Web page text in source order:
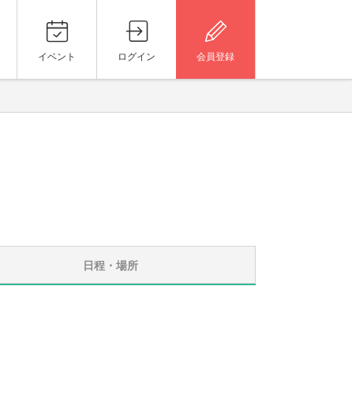
イベント ログイン 会員登録
日程・場所